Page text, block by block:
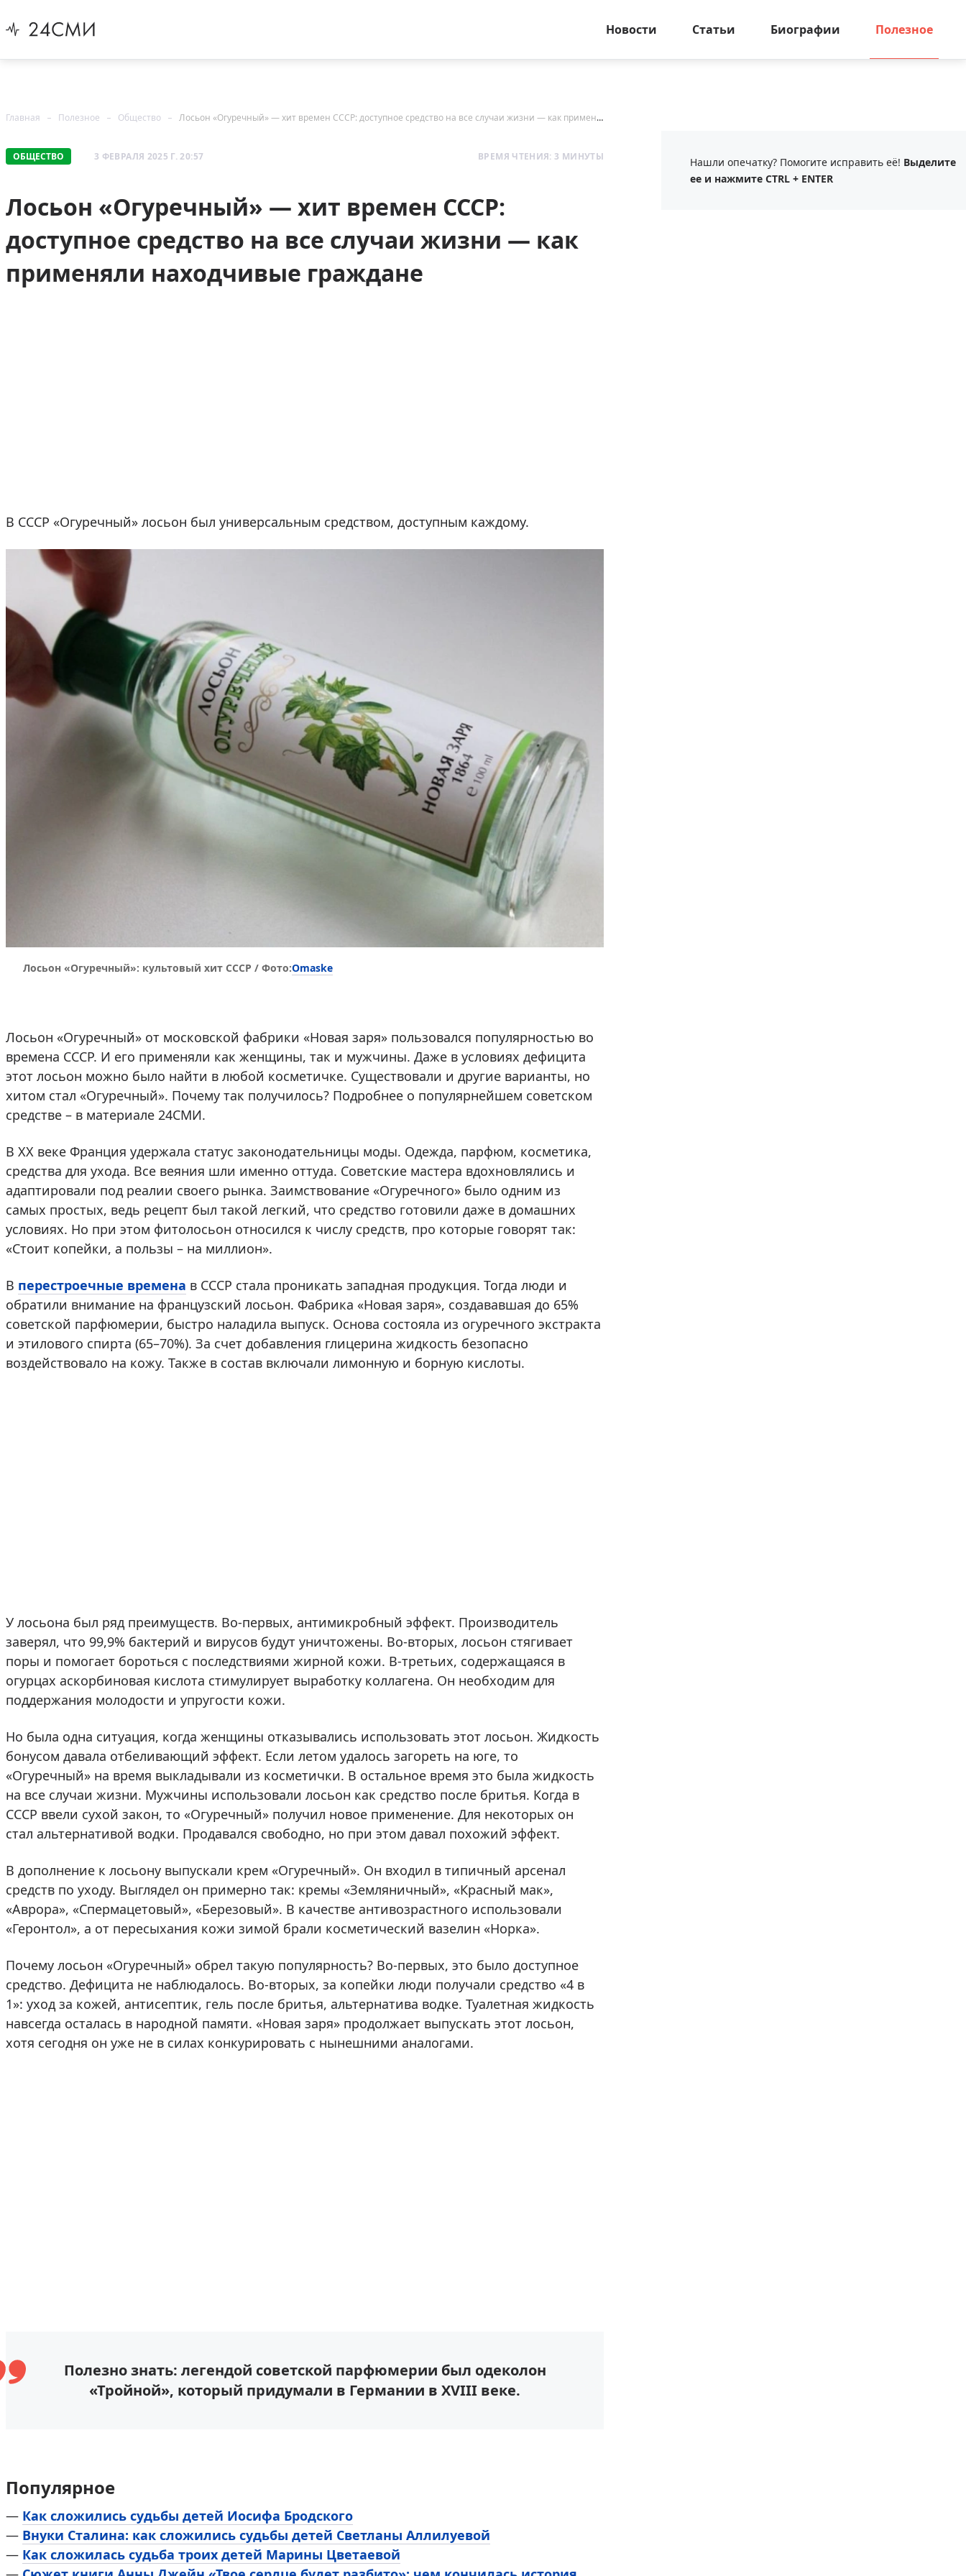
Новости Статьи Биографии Полезное
Главная Полезное Общество Лосьон «Огуречный» — хит времен СССР: доступное средство на все случаи жизни — как применяли находчивые граждане
ОБЩЕСТВО 3 ФЕВРАЛЯ 2025 Г. 20:57 ВРЕМЯ ЧТЕНИЯ: 3 МИНУТЫ
Лосьон «Огуречный» — хит времен СССР:
доступное средство на все случаи жизни — как
применяли находчивые граждане
В СССР «Огуречный» лосьон был универсальным средством, доступным каждому.
Лосьон «Огуречный»: культовый хит СССР / Фото:Omaske
Лосьон «Огуречный» от московской фабрики «Новая заря» пользовался популярностью во
времена СССР. И его применяли как женщины, так и мужчины. Даже в условиях дефицита
этот лосьон можно было найти в любой косметичке. Существовали и другие варианты, но
хитом стал «Огуречный». Почему так получилось? Подробнее о популярнейшем советском
средстве – в материале 24СМИ.
В XX веке Франция удержала статус законодательницы моды. Одежда, парфюм, косметика,
средства для ухода. Все веяния шли именно оттуда. Советские мастера вдохновлялись и
адаптировали под реалии своего рынка. Заимствование «Огуречного» было одним из
самых простых, ведь рецепт был такой легкий, что средство готовили даже в домашних
условиях. Но при этом фитолосьон относился к числу средств, про которые говорят так:
«Стоит копейки, а пользы – на миллион».
В перестроечные времена в СССР стала проникать западная продукция. Тогда люди и
обратили внимание на французский лосьон. Фабрика «Новая заря», создававшая до 65%
советской парфюмерии, быстро наладила выпуск. Основа состояла из огуречного экстракта
и этилового спирта (65–70%). За счет добавления глицерина жидкость безопасно
воздействовало на кожу. Также в состав включали лимонную и борную кислоты.
У лосьона был ряд преимуществ. Во-первых, антимикробный эффект. Производитель
заверял, что 99,9% бактерий и вирусов будут уничтожены. Во-вторых, лосьон стягивает
поры и помогает бороться с последствиями жирной кожи. В-третьих, содержащаяся в
огурцах аскорбиновая кислота стимулирует выработку коллагена. Он необходим для
поддержания молодости и упругости кожи.
Но была одна ситуация, когда женщины отказывались использовать этот лосьон. Жидкость
бонусом давала отбеливающий эффект. Если летом удалось загореть на юге, то
«Огуречный» на время выкладывали из косметички. В остальное время это была жидкость
на все случаи жизни. Мужчины использовали лосьон как средство после бритья. Когда в
СССР ввели сухой закон, то «Огуречный» получил новое применение. Для некоторых он
стал альтернативой водки. Продавался свободно, но при этом давал похожий эффект.
В дополнение к лосьону выпускали крем «Огуречный». Он входил в типичный арсенал
средств по уходу. Выглядел он примерно так: кремы «Земляничный», «Красный мак»,
«Аврора», «Спермацетовый», «Березовый». В качестве антивозрастного использовали
«Геронтол», а от пересыхания кожи зимой брали косметический вазелин «Норка».
Почему лосьон «Огуречный» обрел такую популярность? Во-первых, это было доступное
средство. Дефицита не наблюдалось. Во-вторых, за копейки люди получали средство «4 в
1»: уход за кожей, антисептик, гель после бритья, альтернатива водке. Туалетная жидкость
навсегда осталась в народной памяти. «Новая заря» продолжает выпускать этот лосьон,
хотя сегодня он уже не в силах конкурировать с нынешними аналогами.
Полезно знать: легендой советской парфюмерии был одеколон
«Тройной», который придумали в Германии в XVIII веке.
Популярное
— Как сложились судьбы детей Иосифа Бродского
— Внуки Сталина: как сложились судьбы детей Светланы Аллилуевой
— Как сложилась судьба троих детей Марины Цветаевой
Нашли опечатку? Помогите исправить её! Выделите
ее и нажмите CTRL + ENTER